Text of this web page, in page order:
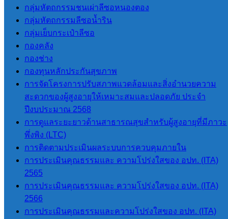
กลุ่มหัตถกรรมชนเผ่าลีซอหนองตอง
กลุ่มหัตถกรรมลีซอน้ำริน
กลุ่มเย็บกระเป๋าลีซอ
กองคลัง
กองช่าง
กองทุนหลักประกันสุขภาพ
การจัดโครงการปรับสภาพแวดล้อมและสิ่งอำนวยความ
สะดวกของผู้สูงอายุให้เหมาะสมและปลอดภัย ประจำ
ปีงบประมาณ 2568
การดูแลระยะยาวด้านสาธารณสุขสำหรับผู้สูงอายุที่มีภาวะ
พึ่งพิง (LTC)
การติดตามประเมินผลระบบการควบคุมภายใน
การประเมินคุณธรรมและ ความโปร่งใสของ อปท. (ITA)
2565
การประเมินคุณธรรมและ ความโปร่งใสของ อปท. (ITA)
2566
การประเมินคุณธรรมและความโปร่งใสของ อปท. (ITA)
Screenshot
Screenshot
จำนวนผู้อ่าน : 95
นายโอฬาร ปาริฉัตรพงศ์
นายกองค์การบริหารส่วนตำบลสบป่อง
โทร 080-034-6787
เมนูหลัก